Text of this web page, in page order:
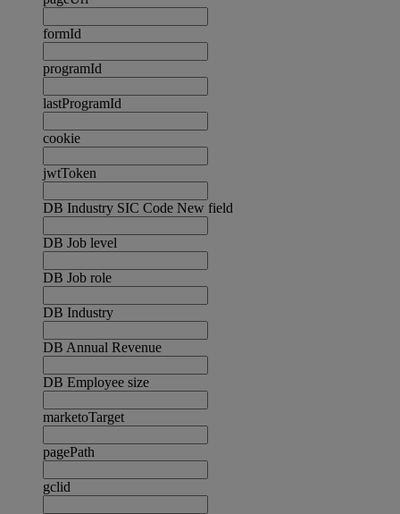
formId
programId
lastProgramId
cookie
jwtToken
DB Industry SIC Code New field
DB Job level
DB Job role
DB Industry
DB Annual Revenue
DB Employee size
marketoTarget
pagePath
gclid